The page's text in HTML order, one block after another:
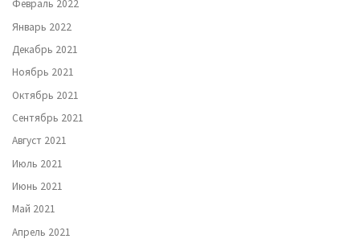
Февраль 2022
Январь 2022
Декабрь 2021
Ноябрь 2021
Октябрь 2021
Сентябрь 2021
Август 2021
Июль 2021
Июнь 2021
Май 2021
Апрель 2021